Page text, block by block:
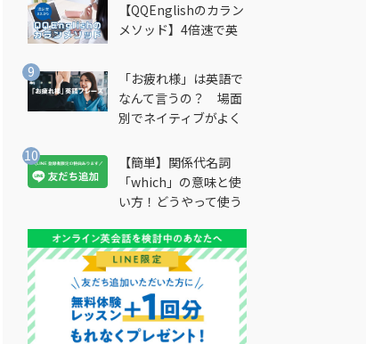
【QQEnglishのカラン
メソッド】4倍速で英
法とは？
「お疲れ様」は英語で
なんて言うの？ 場面
別でネイティブがよく
説
【簡単】関係代名詞
「which」の意味と使
い方！どうやって使う